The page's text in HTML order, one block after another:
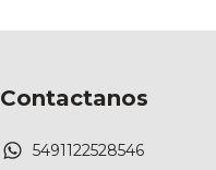
Contactanos
5491122528546